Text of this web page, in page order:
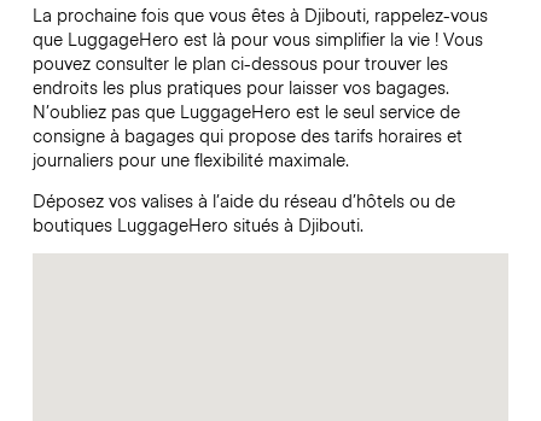
La prochaine fois que vous êtes à Djibouti, rappelez-vous
que LuggageHero est là pour vous simplifier la vie ! Vous
pouvez consulter le plan ci-dessous pour trouver les
endroits les plus pratiques pour laisser vos bagages.
N’oubliez pas que LuggageHero est le seul service de
consigne à bagages qui propose des tarifs horaires et
journaliers pour une flexibilité maximale.
Déposez vos valises à l’aide du réseau d’hôtels ou de
boutiques LuggageHero situés à Djibouti.